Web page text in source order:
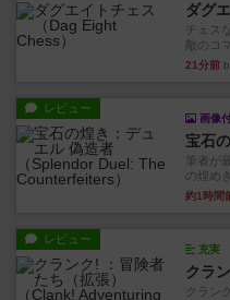
ダグ
チェス
敵のコ
21分前
レビュー
画像
宝石
筆者が
の煌め
約1時間
レビュー
充実
クラ
クラン